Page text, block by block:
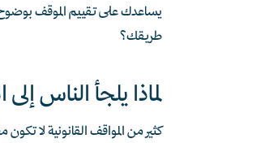
يساعدك على تقييم الموقف
طريقك؟
لماذا يلجأ الناس
كثير من المواقف القانونية لا